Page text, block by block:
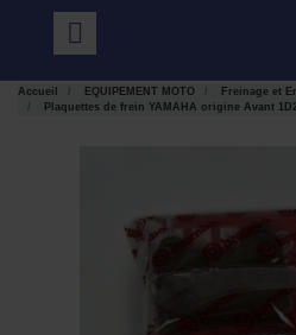
Accueil EQUIPEMENT MOTO Freinage et
Plaquettes de frein YAMAHA origine Avant